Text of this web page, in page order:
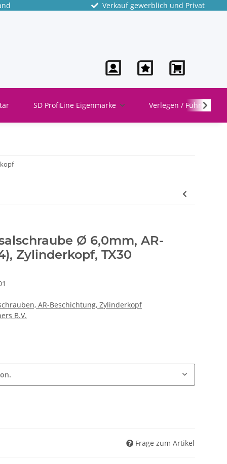
Verkauf gewerblich und Privat
SD ProfiLine Eigenmarke Verlegen / Führen
Ø 6,0mm, AR-
Zylinderkopf, TX30
AR-Beschichtung, Zylinderkopf
B.V.
Frage zum Artikel